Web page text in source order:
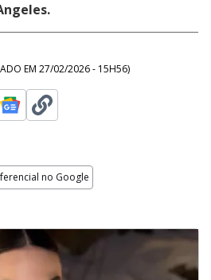
EM 27/02/2026 - 15H56)
no Google